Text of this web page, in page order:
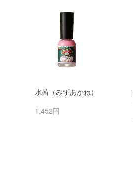
水茜（みずあかね）
1,452円